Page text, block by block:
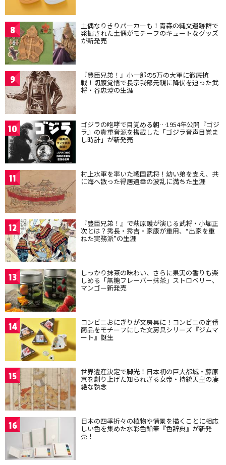
8 土偶なりきりパーカーも！青森の縄文遺跡群で
発掘された土偶がモチーフのキュートなグッズ
が新発売
9 『豊臣兄弟！』小一郎の5万の大軍に徹底抗
戦！切腹覚悟で長宗我部元親に降伏を迫った武
将・谷忠澄の生涯
10 ゴジラの咆哮で目覚める朝…1954年公開『ゴジ
ラ』の貴重音源を搭載した「ゴジラ音声目覚ま
し時計」が新発売
11 村上水軍を率いた戦国武将！幼い弟を支え、共
に海へ散った得居通幸の波乱に満ちた生涯
12 『豊臣兄弟！』で萩原護が演じる武将・小堀正
次とは？秀長・秀吉・家康が重用、“出家を重
ねた実務派”の生涯
13 しっかり抹茶の味わい、さらに果実の香りも楽
しめる「無糖フレーバー抹茶」ストロベリー、
マンゴー新発売
14 コンビニおにぎりが文房具に！コンビニの定番
商品をモチーフにした文房具シリーズ『ジムマ
ート』誕生
15 世界遺産決定で脚光！日本初の巨大都城・藤原
京を創り上げた知られざる女帝・持統天皇の凄
絶な執念
16 日本の四季折々の植物や情景を描くことに相応
しい色を集めた水彩色鉛筆『色辞典』が新発
売！